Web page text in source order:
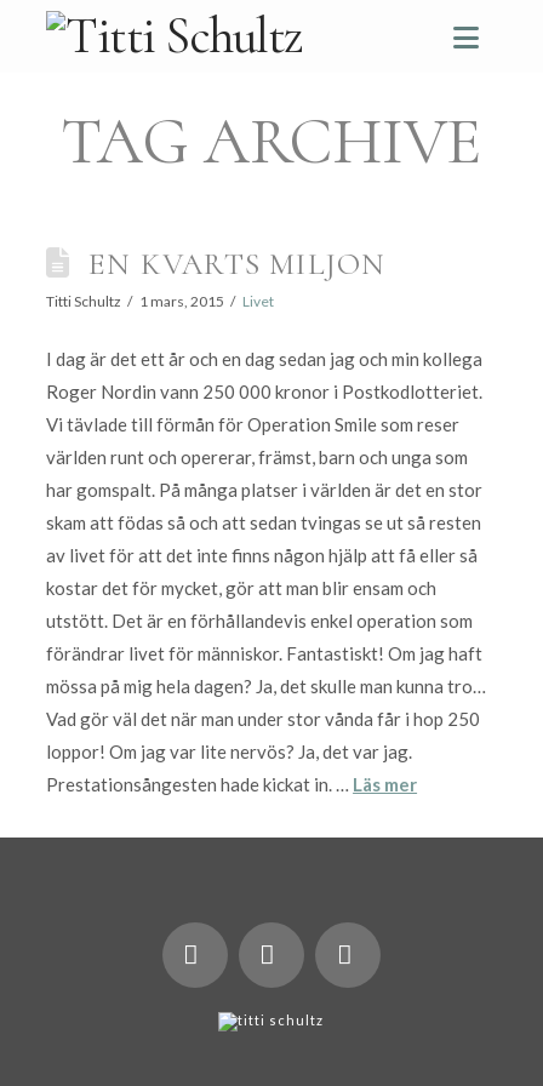
TAG ARCHIVE
EN KVARTS MILJON
Titti Schultz 1 mars, 2015 Livet
I dag är det ett år och en dag sedan jag och min kollega
Roger Nordin vann 250 000 kronor i Postkodlotteriet.
Vi tävlade till förmån för Operation Smile som reser
världen runt och opererar, främst, barn och unga som
har gomspalt. På många platser i världen är det en stor
skam att födas så och att sedan tvingas se ut så resten
av livet för att det inte finns någon hjälp att få eller så
kostar det för mycket, gör att man blir ensam och
utstött. Det är en förhållandevis enkel operation som
förändrar livet för människor. Fantastiskt! Om jag haft
mössa på mig hela dagen? Ja, det skulle man kunna tro…
Vad gör väl det när man under stor vånda får i hop 250
loppor! Om jag var lite nervös? Ja, det var jag.
Prestationsångesten hade kickat in. … Läs mer
LinkedIn